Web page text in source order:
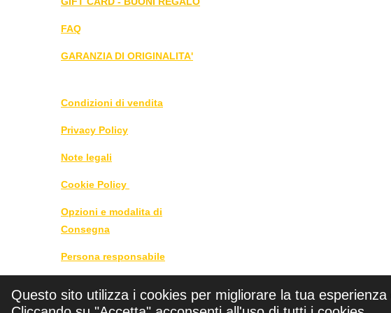
Questo sito utilizza i cookies per migliorare la tua
FAQ
GARANZIA DI ORIGINALITA'
Condizioni di vendita
Privacy Policy
Note legali
Cookie Policy
Opzioni e modalita di
Consegna
Persona responsabile
CLICCA QUI